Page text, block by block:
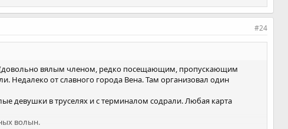
#24
(довольно вялым членом, редко посещающим, пропускающим
Недалеко от славного города Вена. Там организовал один
девушки в труселях и с терминалом содрали. Любая карта
волын.